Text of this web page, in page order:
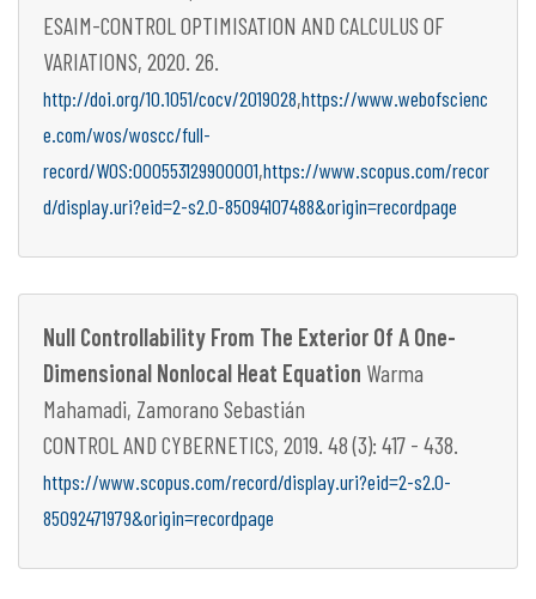
ESAIM-CONTROL OPTIMISATION AND CALCULUS OF
VARIATIONS, 2020. 26.
http://doi.org/10.1051/cocv/2019028,https://www.webofscienc
e.com/wos/woscc/full-
record/WOS:000553129900001,https://www.scopus.com/recor
d/display.uri?eid=2-s2.0-85094107488&origin=recordpage
Null Controllability From The Exterior Of A One-
Dimensional Nonlocal Heat Equation Warma
Mahamadi, Zamorano Sebastián
CONTROL AND CYBERNETICS, 2019. 48 (3): 417 - 438.
https://www.scopus.com/record/display.uri?eid=2-s2.0-
85092471979&origin=recordpage